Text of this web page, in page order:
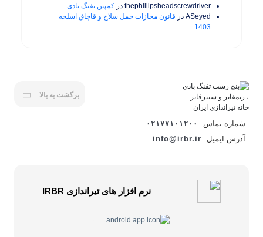
thephillipsheadscrewdriverدر کمپین تفنگ بادی
ASeyedدر قانون مجازات حمل سلاح و قاچاق اسلحه
1403
برگشت به بالا
شماره تماس
۰۲۱۷۷۱۰۱۲۰۰
آدرس ایمیل
info@irbr.ir
نرم افزار های تیراندازی IRBR